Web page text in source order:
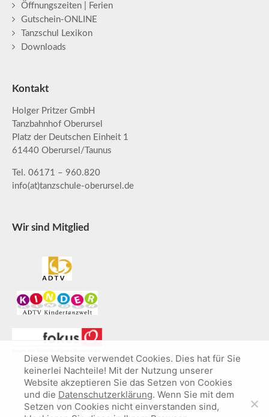
Öffnungszeiten | Ferien
Gutschein-ONLINE
Tanzschul Lexikon
Downloads
Kontakt
Holger Pritzer GmbH
Tanzbahnhof Oberursel
Platz der Deutschen Einheit 1
61440 Oberursel/Taunus
Tel. 06171 – 960.820
info(at)tanzschule-oberursel.de
Wir sind Mitglied
Diese Website verwendet Cookies. Dies hat für Sie
keinerlei Nachteile! Mit der Nutzung unserer
Website akzeptieren Sie das Setzen von Cookies
und die Datenschutzerklärung. Wenn Sie mit dem
Setzen von Cookies nicht einverstanden sind,